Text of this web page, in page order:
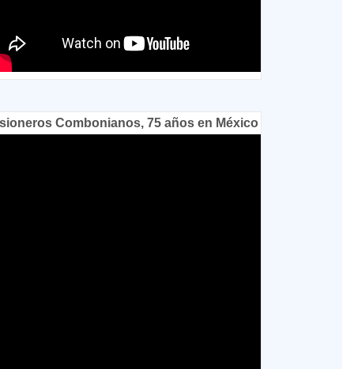
Combonianos, 75 años en México